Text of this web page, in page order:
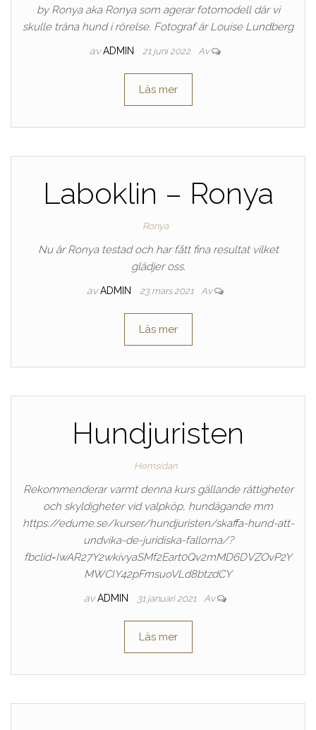
by Ronya aka Ronya som agerar fotomodell där vi
skulle träna hund i rörelse. Fotograf är Louise Lundberg
av ADMIN 21 juni 2022 Av
Läs mer
Laboklin – Ronya
Ronya
Nu är Ronya testad och har fått fina resultat vilket
glädjer oss.
av ADMIN 23 mars 2021 Av
Läs mer
Hundjuristen
Hemsidan
Rekommenderar varmt denna kurs gällande rättigheter
och skyldigheter vid valpköp, hundägande mm
https://edume.se/kurser/hundjuristen/skaffa-hund-att-
undvika-de-juridiska-fallorna/?
fbclid=IwAR27Y2wkivyaSMf2Eart0Qv2mMD6DVZOvP2Y
MWCIY42pFmsuoVLd8btzdCY
av ADMIN 31 januari 2021 Av
Läs mer